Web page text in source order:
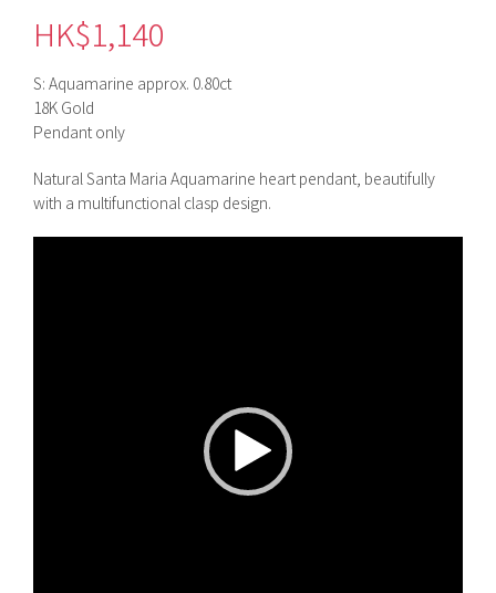
HK$1,140
S: Aquamarine approx. 0.80ct
18K Gold
Pendant only
Natural Santa Maria Aquamarine heart pendant, beautifully
with a multifunctional clasp design.